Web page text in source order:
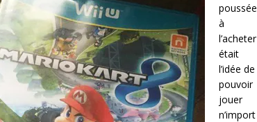
poussée
à
l’acheter
était
l’idée de
pouvoir
jouer
n’import